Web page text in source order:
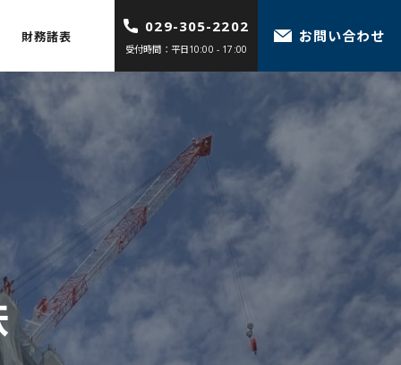
財務諸表
029-305-2202
受付時間：平日10:00 - 17:00
お問い合わせ